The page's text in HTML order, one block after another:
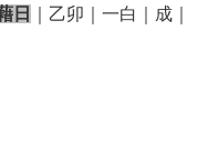
日
｜乙卯｜一白｜成｜